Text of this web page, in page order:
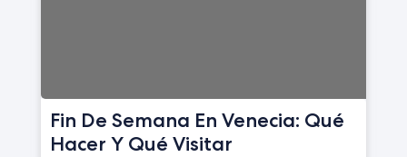
Fin De Semana En Venecia: Qué
Hacer Y Qué Visitar